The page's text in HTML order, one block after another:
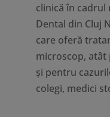
clinică în
Dental din Cluj
care oferă
microscop,
şi pentru
colegi, medici